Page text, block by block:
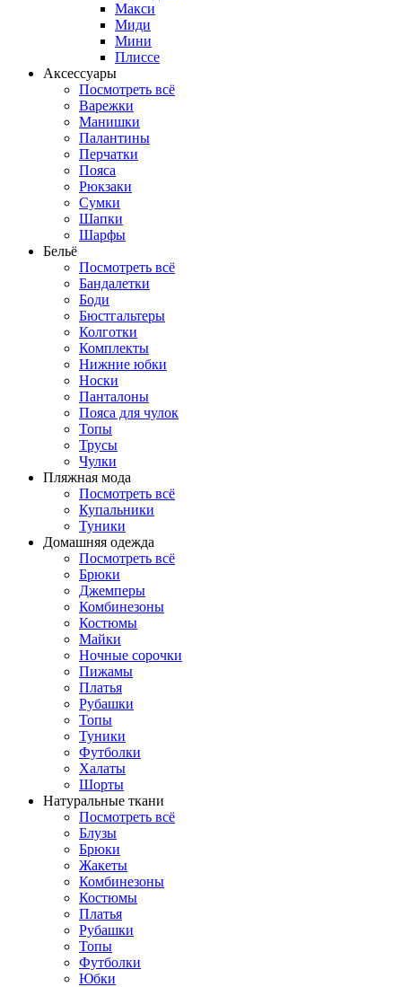
Макси
Миди
Мини
Плиссе
Аксессуары
Посмотреть всё
Варежки
Манишки
Палантины
Перчатки
Пояса
Рюкзаки
Сумки
Шапки
Шарфы
Бельё
Посмотреть всё
Бандалетки
Боди
Бюстгальтеры
Колготки
Комплекты
Нижние юбки
Носки
Панталоны
Поясa для чулок
Топы
Трусы
Чулки
Пляжная мода
Посмотреть всё
Купальники
Туники
Домашняя одежда
Посмотреть всё
Брюки
Джемперы
Комбинезоны
Костюмы
Майки
Ночные сорочки
Пижамы
Платья
Рубашки
Топы
Туники
Футболки
Халаты
Шорты
Натуральные ткани
Посмотреть всё
Блузы
Брюки
Жакеты
Комбинезоны
Костюмы
Платья
Рубашки
Топы
Футболки
Юбки